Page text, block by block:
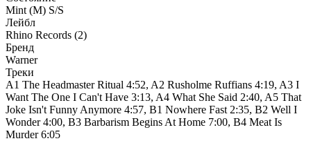
Mint (M) S/S
Лейбл
Rhino Records (2)
Бренд
Warner
Треки
A1 The Headmaster Ritual 4:52, A2 Rusholme Ruffians 4:19, A3 I
Want The One I Can't Have 3:13, A4 What She Said 2:40, A5 That
Joke Isn't Funny Anymore 4:57, B1 Nowhere Fast 2:35, B2 Well I
Wonder 4:00, B3 Barbarism Begins At Home 7:00, B4 Meat Is
Murder 6:05